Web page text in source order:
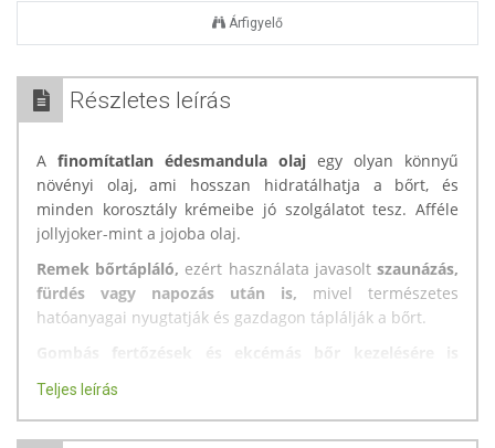
Árfigyelő
Részletes leírás
A finomítatlan édesmandula olaj egy olyan könnyű
növényi olaj, ami hosszan hidratálhatja a bőrt, és
minden korosztály krémeibe jó szolgálatot tesz. Afféle
jollyjoker-mint a jojoba olaj.
Remek bőrtápláló, ezért használata javasoltszaunázás,
fürdés vagy napozás után is, mivel természetes
hatóanyagai nyugtatják és gazdagon táplálják a bőrt.
Gombás fertőzések és ekcémás bőr kezelésére is
bőr ingerlékenységét és a gyulladásokat.
A termék nem helyettesíti a kiegyensúlyozott, vegyes étrendet
Teljes leírás